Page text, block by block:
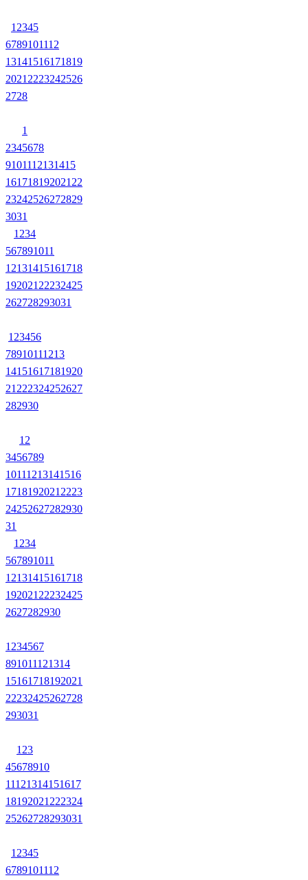
1 2345
6789101112
13141516171819
2021 2223242526
2728
1
2345678
9101112131415
161718192021 22
23242526272829
3031
1 234
567891011
12131415161718
192021 22232425
262728293031
1 23456
78910111213
14151617181920
21 222324252627
282930
1 2
3456789
10111213141516
1718192021 2223
24252627282930
31
1 234
567891011
12131415161718
192021 22232425
2627282930
1 234567
891011121314
15161718192021
22232425262728
293031
1 23
45678910
11121314151617
18192021 222324
25262728293031
1 2345
6789101112